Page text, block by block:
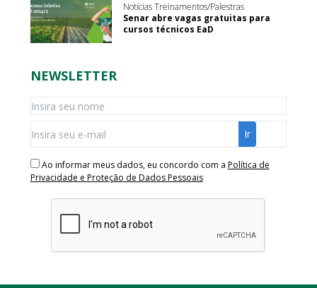
Notícias Treinamentos/Palestras
Senar abre vagas gratuitas para
cursos técnicos EaD
NEWSLETTER
Ao informar meus dados, eu concordo com a Política de
Privacidade e Proteção de Dados Pessoais